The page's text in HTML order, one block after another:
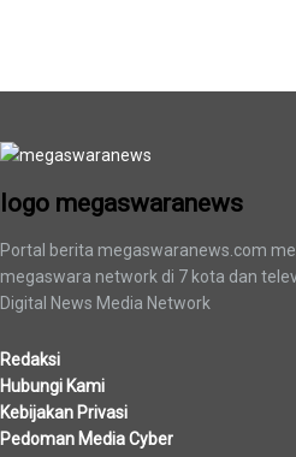
logo megaswaranews
Portal berita megaswaranews.com
megaswara network di 7 kota dan
Digital News Media Network
Redaksi
Hubungi Kami
Kebijakan Privasi
Pedoman Media Cyber